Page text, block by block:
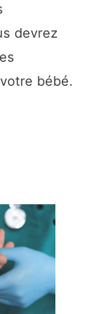
devrez
bébé.